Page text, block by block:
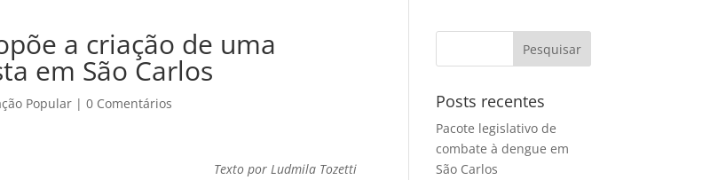
a criação de uma
em São Carlos
Popular |0 Comentários
Texto por Ludmila Tozetti
Posts recentes
Pacote legislativo de
combate à dengue em
São Carlos